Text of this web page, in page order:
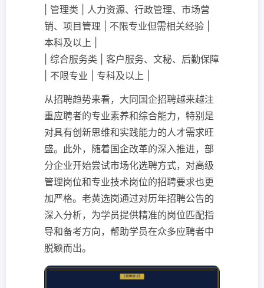
| 管理类 | 人力资源、行政管理、市场营
销、项目管理 | 不限专业但需相关经验 |
本科及以上 |
| 综合服务类 | 客户服务、文秘、后勤保障
| 不限专业 | 专科及以上 |
从招聘趋势来看，大同国企招聘越来越注
重应聘者的专业素养和综合能力，特别是
对具有创新思维和实践能力的人才需求旺
盛。此外，随着国企改革的深入推进，部
分企业开始尝试市场化选聘方式，对高级
管理岗位和专业技术岗位的招聘要求也更
加严格。老黄选岗通过对历年招聘公告的
深入分析，为学员提供精准的岗位匹配指
导和备考方向，帮助学员在众多应聘者中
脱颖而出。